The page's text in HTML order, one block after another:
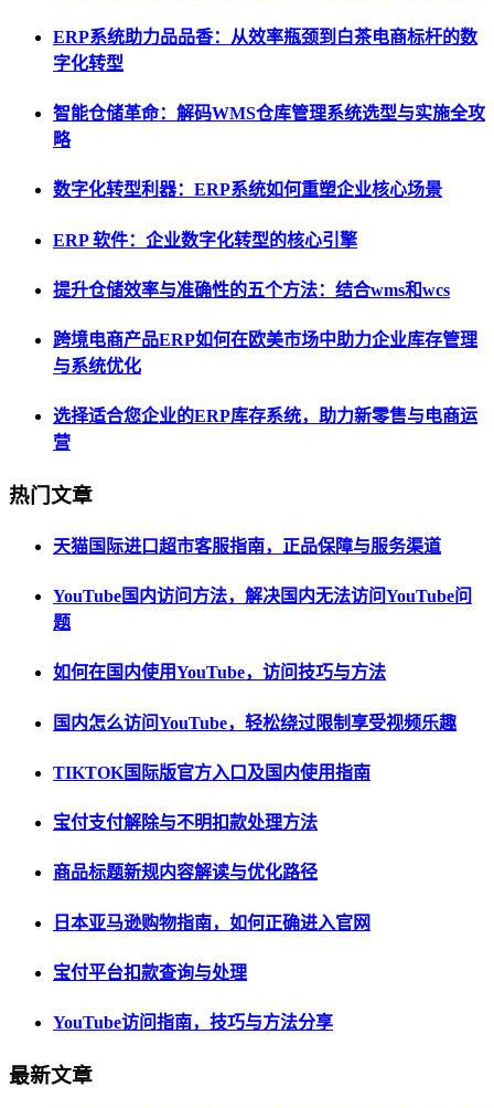
ERP系统助力品品香：从效率瓶颈到白茶电商标杆的数
字化转型
智能仓储革命：解码WMS仓库管理系统选型与实施全攻
略
数字化转型利器：ERP系统如何重塑企业核心场景
ERP 软件：企业数字化转型的核心引擎
提升仓储效率与准确性的五个方法：结合wms和wcs
跨境电商产品ERP如何在欧美市场中助力企业库存管理
与系统优化
选择适合您企业的ERP库存系统，助力新零售与电商运
营
热门文章
天猫国际进口超市客服指南，正品保障与服务渠道
YouTube国内访问方法，解决国内无法访问YouTube问
题
如何在国内使用YouTube，访问技巧与方法
国内怎么访问YouTube，轻松绕过限制享受视频乐趣
TIKTOK国际版官方入口及国内使用指南
宝付支付解除与不明扣款处理方法
商品标题新规内容解读与优化路径
日本亚马逊购物指南，如何正确进入官网
宝付平台扣款查询与处理
YouTube访问指南，技巧与方法分享
最新文章